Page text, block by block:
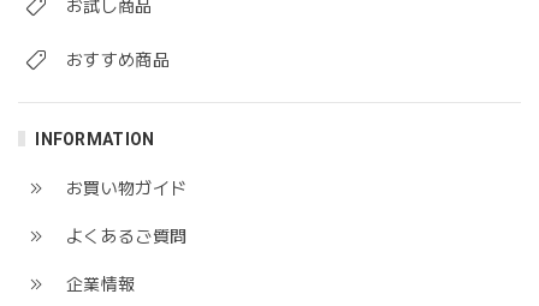
お試し商品
おすすめ商品
INFORMATION
お買い物ガイド
よくあるご質問
企業情報